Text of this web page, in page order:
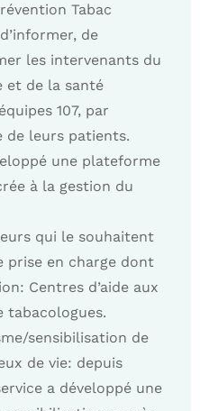
Tabac
de
les intervenants du
et de la santé
107, par
de leurs patients.
une plateforme
à la gestion du
qui le souhaitent
prise en charge dont
Centres d’aide aux
tabacologues.
sensibilisation de
de vie: depuis
a développé une